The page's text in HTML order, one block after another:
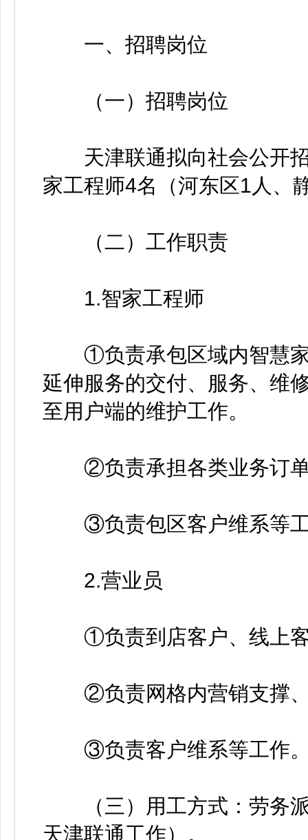
一、招聘岗位
（一）招聘岗位
天津联通拟向社会公开招
家工程师4名（河东区1人、
（二）工作职责
1.智家工程师
①负责承包区域内智慧家
延伸服务的交付、服务、维
至用户端的维护工作。
②负责承担各类业务订单
③负责包区客户维系等
2.营业员
①负责到店客户、线上客
②负责网格内营销支撑、
③负责客户维系等工作
（三）用工方式：劳务派
天津联通工作）。